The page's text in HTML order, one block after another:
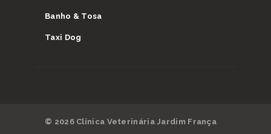
Banho & Tosa
Taxi Dog
© 2026 Clínica Veterinária Jardim França